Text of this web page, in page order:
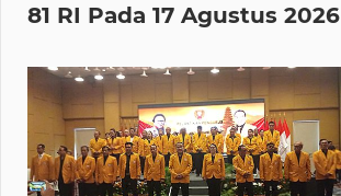
81 RI Pada 17 Agustus 2026